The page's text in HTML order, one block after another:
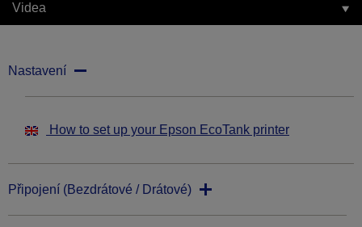
Videa
Nastavení
How to set up your Epson EcoTank printer
Připojení (Bezdrátové / Drátové)